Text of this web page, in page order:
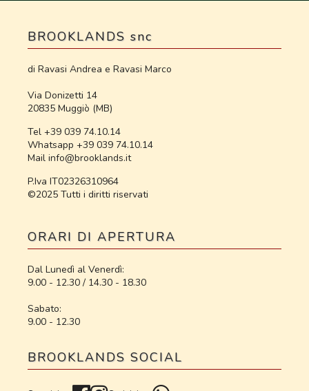
BROOKLANDS snc
di Ravasi Andrea e Ravasi Marco
Via Donizetti 14
20835 Muggiò (MB)
Tel +39 039 74.10.14
Whatsapp +39 039 74.10.14
Mail info@brooklands.it
P.Iva IT02326310964
©2025 Tutti i diritti riservati
ORARI DI APERTURA
Dal Lunedì al Venerdì:
9.00 - 12.30 / 14.30 - 18.30
Sabato:
9.00 - 12.30
BROOKLANDS SOCIAL